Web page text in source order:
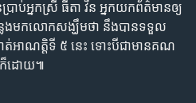
រាប់​អ្នកស្រី ធីតា វីន អ្នក​យក​ព័ត៌មាន​ឲ្យ​
ន្លង​មក​លោក​សង្ឃឹម​ថា​ នឹង​បាន​ទទួល​
ត់​អាណត្តិ​ទី​ ៥​ នេះ ​ទោះ​បី​ជា​មាន​គណ​
ក៏​ដោយ៕